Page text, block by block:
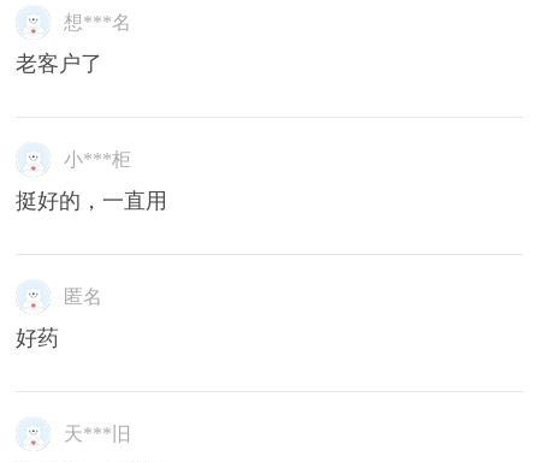
想***名
老客户了
小***柜
挺好的，一直用
匿名
好药
天***旧